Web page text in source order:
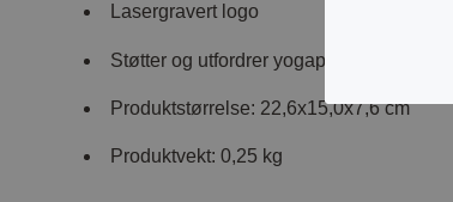
Lasergravert logo
Støtter og utfordrer yogaposisjonene dine
Produktstørrelse: 22,6x15,0x7,6 cm
Produktvekt: 0,25 kg